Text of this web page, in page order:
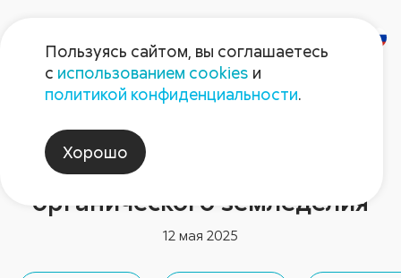
Новости компании
МатринБио – первый
препарат «Августа» для
органического земледелия
12 мая 2025
Пользуясь сайтом, вы соглашаетесь
с использованием cookies и
политикой конфиденциальности.
Хорошо